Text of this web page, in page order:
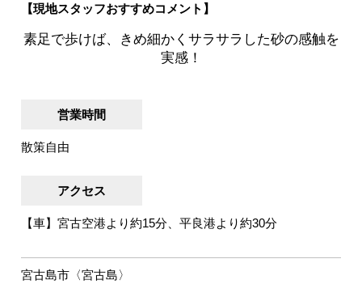
【現地スタッフおすすめコメント】
素足で歩けば、きめ細かくサラサラした砂の感触を
実感！
営業時間
散策自由
アクセス
【車】宮古空港より約15分、平良港より約30分
宮古島市〈宮古島〉